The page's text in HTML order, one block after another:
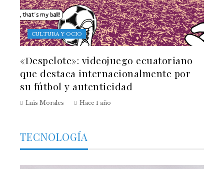
CULTURA Y OCIO
«Despelote»: videojuego ecuatoriano
que destaca internacionalmente por
su fútbol y autenticidad
Luis Morales Hace 1 año
TECNOLOGÍA